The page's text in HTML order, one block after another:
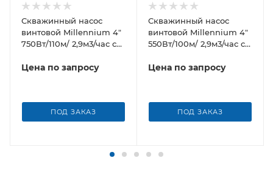
Скважинный насос
винтовой Millennium 4"
750Вт/110м/ 2,9м3/час с
корпусом
Цена по запросу
ПОД ЗАКАЗ
Скважинный насос
винтовой Millennium 4"
550Вт/100м/ 2,9м3/час с
корпусом
Цена по запросу
ПОД ЗАКАЗ